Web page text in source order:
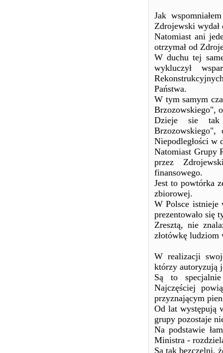
Jak
Zdrojewski
Natomiast ani
otrzymał od
W duchu tej
wykluczył
Państwa.
W tym samym
Brzozowskiego",
Dzieje sie tak
Niepodległości w
Natomiast Grupy
przez
finansowego.
Jest to powtórka
zbiorowej.
W Polsce istnieje
prezentowało się
Zresztą, nie
złotówkę
W realizacji
którzy autoryzują
Są to
Najczęściej
przyznającym
Od lat występują
grupy pozostaje
Na podstawie
Ministra -
Są tak bezczelni,